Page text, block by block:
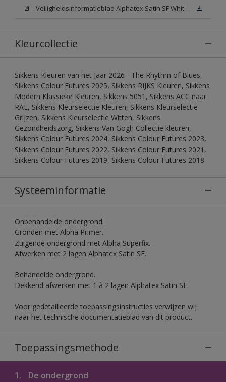
Veiligheidsinformatieblad Alphatex Satin SF White (MSDS)
Kleurcollectie
Sikkens Kleuren van het Jaar 2026 - The Rhythm of Blues,
Sikkens Colour Futures 2025, Sikkens RIJKS Kleuren, Sikkens
Modern Klassieke Kleuren, Sikkens 5051, Sikkens ACC naar
RAL, Sikkens Kleurselectie Kleuren, Sikkens Kleurselectie
Grijzen, Sikkens Kleurselectie Witten, Sikkens
Gezondheidszorg, Sikkens Van Gogh Collectie kleuren,
Sikkens Colour Futures 2024, Sikkens Colour Futures 2023,
Sikkens Colour Futures 2022, Sikkens Colour Futures 2021,
Sikkens Colour Futures 2019, Sikkens Colour Futures 2018
Systeeminformatie
Onbehandelde ondergrond.
Gronden met Alpha Primer.
Zuigende ondergrond met Alpha Superfix.
Afwerken met 2 lagen Alphatex Satin SF.
Behandelde ondergrond.
Dekkend afwerken met 1 à 2 lagen Alphatex Satin SF.
Voor gedetailleerde toepassingsinstructies verwijzen wij
naar het technische documentatieblad van dit product.
Toepassingsmethode
1. De ondergrond